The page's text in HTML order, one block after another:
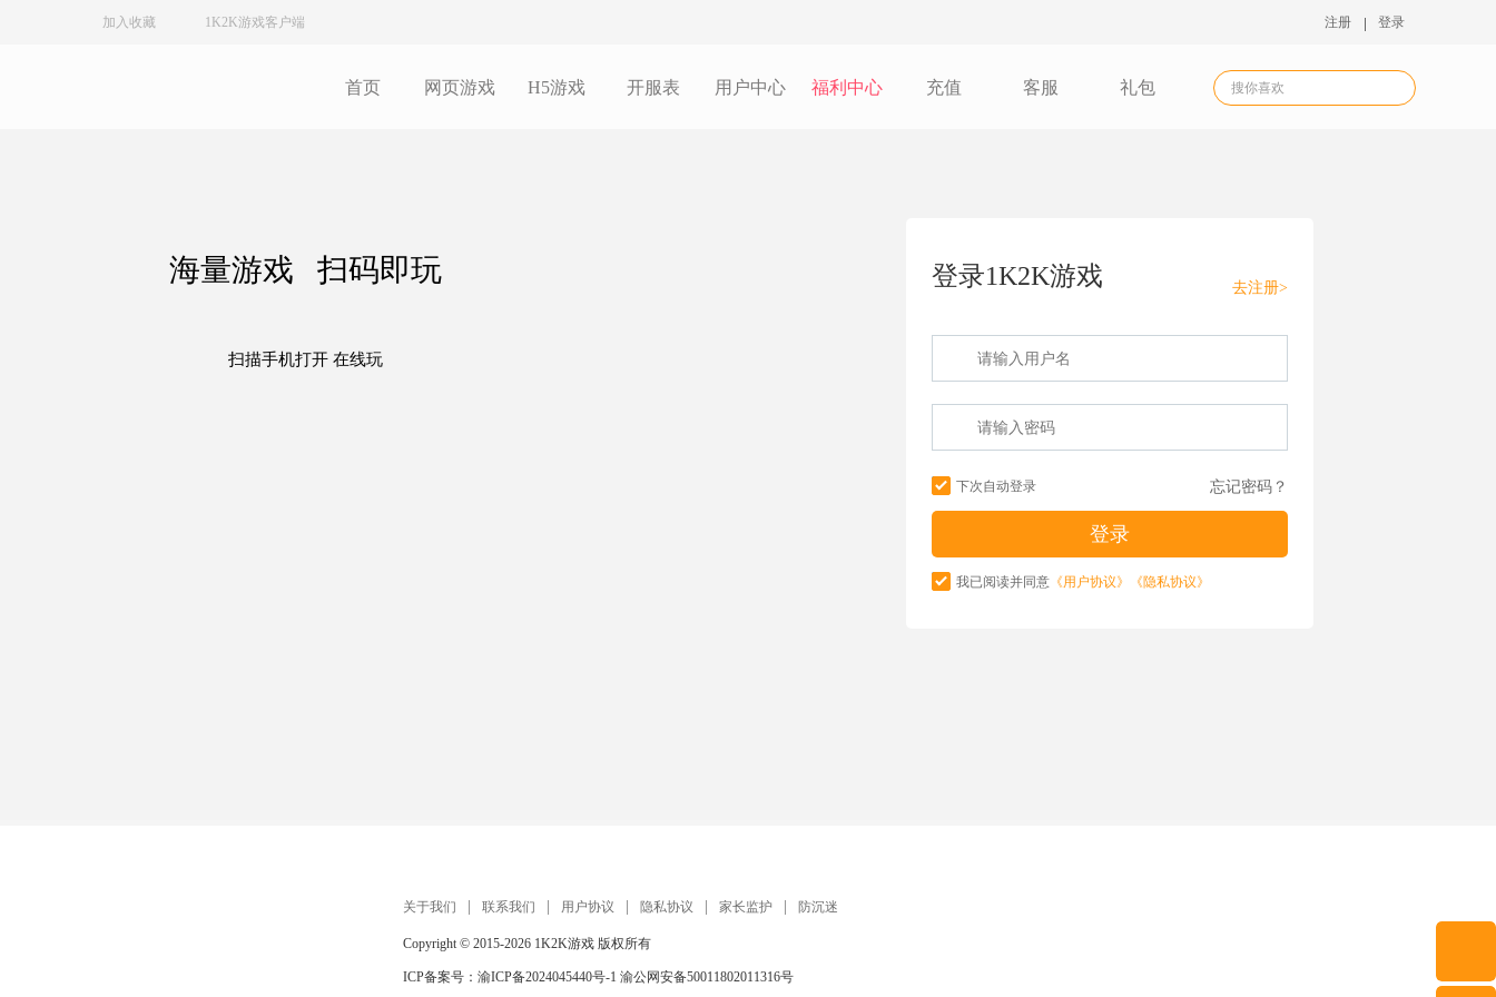
加入收藏 1K2K游戏客户端 注册 登录
首页 网页游戏 H5游戏 开服表 用户中心 福利中心 充值 客服 礼包
海量游戏 扫码即玩
扫描手机打开 在线玩
登录1K2K游戏 去注册>
下次自动登录 忘记密码？
我已阅读并同意 《用户协议》 《隐私协议》
关于我们 联系我们 用户协议 隐私协议 家长监护 防沉迷
Copyright © 2015-2026 1K2K游戏 版权所有
ICP备案号： 渝ICP备2024045440号-1 渝公网安备50011802011316号